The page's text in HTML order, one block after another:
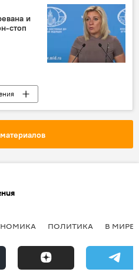
и
стоп
урегулирование
ПОЛИТИКА В МИРЕ